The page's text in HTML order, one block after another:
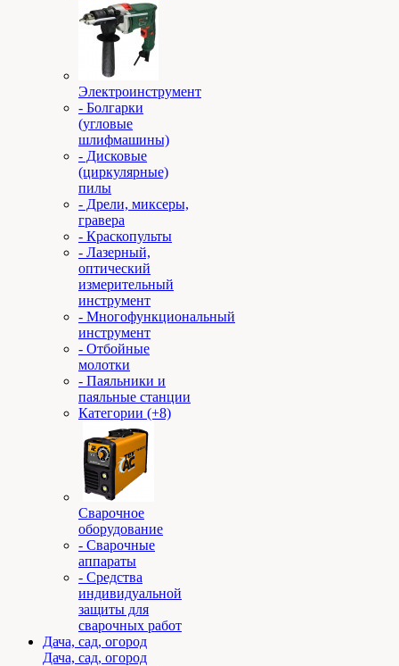
Электроинструмент
- Болгарки
(угловые
шлифмашины)
- Дисковые
(циркулярные)
пилы
- Дрели, миксеры,
гравера
- Краскопульты
- Лазерный,
оптический
измерительный
инструмент
- Многофункциональный
инструмент
- Отбойные
молотки
- Паяльники и
паяльные станции
Категории (+8)
Сварочное
оборудование
- Сварочные
аппараты
- Средства
индивидуальной
защиты для
сварочных работ
Дача, сад, огород
Дача, сад, огород